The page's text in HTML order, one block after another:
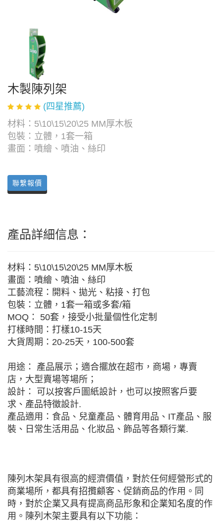
木製陳列架
(四星推薦)
材料：5\10\15\20\25 MM厚木板
包裝：立體，1套一箱
畫面：噴繪、噴油、絲印
聯繫報價
產品詳細信息：
材料：5\10\15\20\25 MM厚木板
畫面：噴繪、噴油、絲印
工藝流程：開料、拋光、粘接、打包
包裝：立體，1套一箱或多套/箱
MOQ： 50套，接受小批量個性化定制
打樣時間：打樣10-15天
大貨周期：20-25天，100-500套
用途： 產品展示；適合擺放在超市，商場，專賣
店，大型賣場等場所；
設計： 可以按客戶圖紙設計，也可以按照客戶要
求、產品特徵設計.
產品適用：食品、兒童產品、體育用品、IT產品、服
裝、日常生活用品、化妝品、飾品等各類行業.
陳列木架具有很高的經濟價值，對於任何經營形式的
商業場所，都具有招攬顧客、促銷商品的作用。同
時，對於企業又具有提高商品形象和企業知名度的作
用。陳列木架主要具有以下功能：